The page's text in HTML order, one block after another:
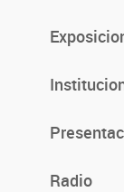
Radio